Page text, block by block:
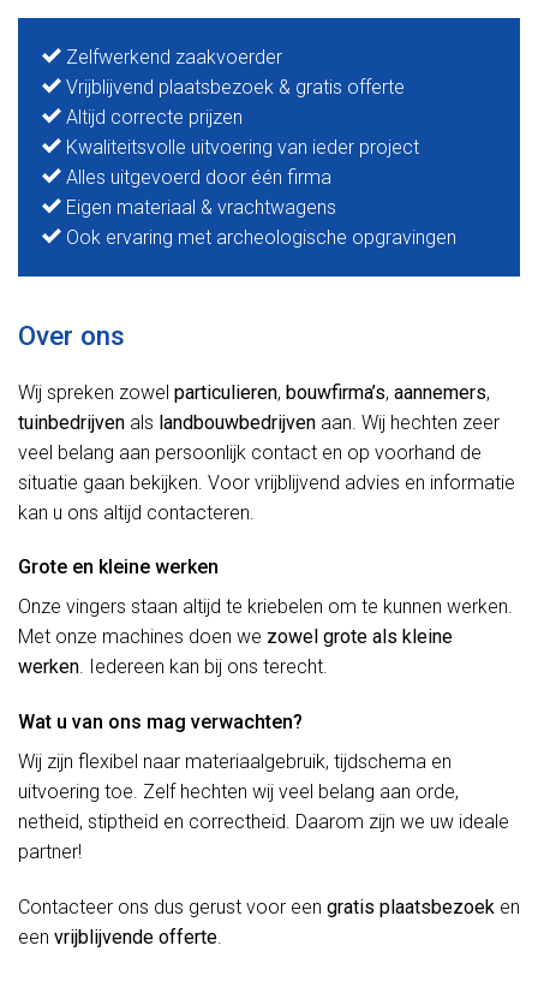
Zelfwerkend zaakvoerder
Vrijblijvend plaatsbezoek & gratis offerte
Altijd correcte prijzen
Kwaliteitsvolle uitvoering van ieder project
Alles uitgevoerd door één firma
Eigen materiaal & vrachtwagens
Ook ervaring met archeologische opgravingen
Over ons
Wij spreken zowel particulieren, bouwfirma’s, aannemers,
tuinbedrijven als landbouwbedrijven aan. Wij hechten zeer
veel belang aan persoonlijk contact en op voorhand de
situatie gaan bekijken. Voor vrijblijvend advies en informatie
kan u ons altijd contacteren.
Grote en kleine werken
Onze vingers staan altijd te kriebelen om te kunnen werken.
Met onze machines doen we zowel grote als kleine
werken. Iedereen kan bij ons terecht.
Wat u van ons mag verwachten?
Wij zijn flexibel naar materiaalgebruik, tijdschema en
uitvoering toe. Zelf hechten wij veel belang aan orde,
netheid, stiptheid en correctheid. Daarom zijn we uw ideale
partner!
Contacteer ons dus gerust voor een gratis plaatsbezoek en
een vrijblijvende offerte.